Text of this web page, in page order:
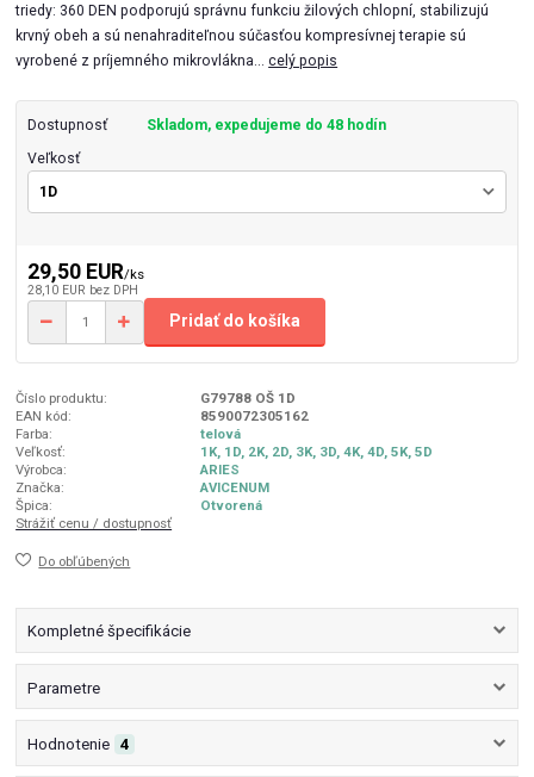
triedy: 360 DEN podporujú správnu funkciu žilových chlopní, stabilizujú
krvný obeh a sú nenahraditeľnou súčasťou kompresívnej terapie sú
vyrobené z príjemného mikrovlákna...celý popis
Dostupnosť Skladom, expedujeme do 48 hodín
Veľkosť
29,50 EUR/ks
28,10 EUR bez DPH
Pridať do košíka
Číslo produktu:
G79788 OŠ 1D
EAN kód:
8590072305162
Farba:
telová
Veľkosť:
1K, 1D, 2K, 2D, 3K, 3D, 4K, 4D, 5K, 5D
Výrobca:
ARIES
Značka:
AVICENUM
Špica:
Otvorená
Strážiť cenu / dostupnosť
Do obľúbených
Kompletné špecifikácie
Parametre
Hodnotenie 4